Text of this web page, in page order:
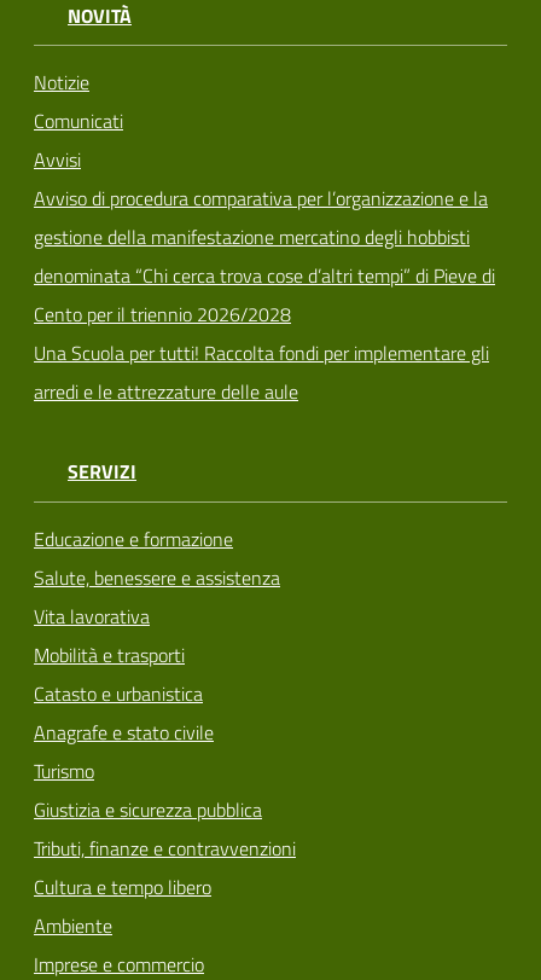
NOVITÀ
Notizie
Comunicati
Avvisi
Avviso di procedura comparativa per l’organizzazione e la
gestione della manifestazione mercatino degli hobbisti
denominata “Chi cerca trova cose d’altri tempi” di Pieve di
Cento per il triennio 2026/2028
Una Scuola per tutti! Raccolta fondi per implementare gli
arredi e le attrezzature delle aule
SERVIZI
Educazione e formazione
Salute, benessere e assistenza
Vita lavorativa
Mobilità e trasporti
Catasto e urbanistica
Anagrafe e stato civile
Turismo
Giustizia e sicurezza pubblica
Tributi, finanze e contravvenzioni
Cultura e tempo libero
Ambiente
Imprese e commercio